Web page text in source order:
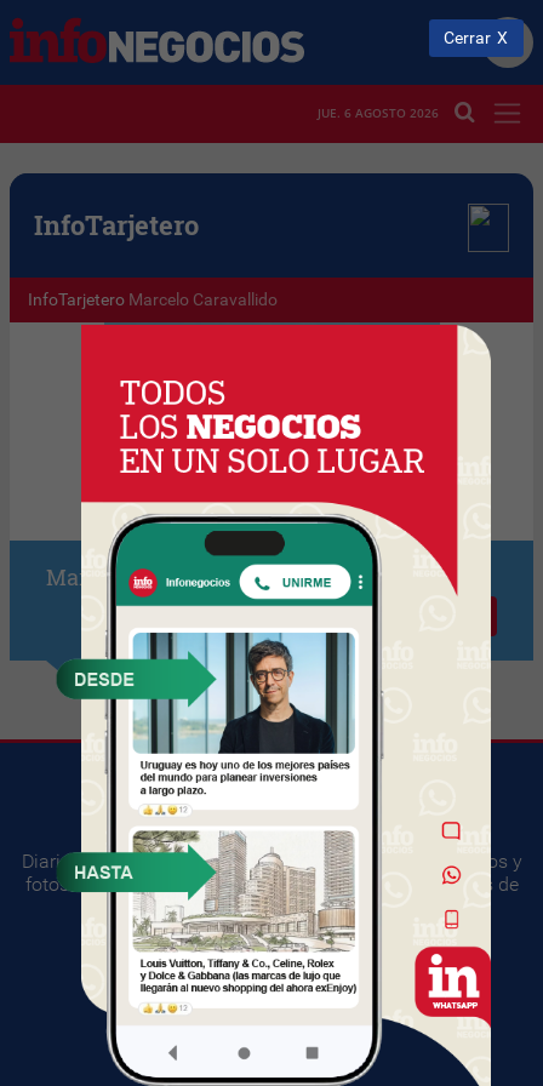
JUE. 6 AGOSTO 2026
InfoTarjetero
InfoTarjetero Marcelo Caravallido
Marcelo Caravallido
Diario digital del mundo empresarial. Información, videos y
fotos sobre los principales acontecimientos y negocios de
Uruguay.
SUGERENCIAS
Cerrar